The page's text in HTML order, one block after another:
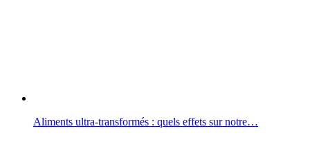
Aliments ultra-transformés : quels effets sur notre…